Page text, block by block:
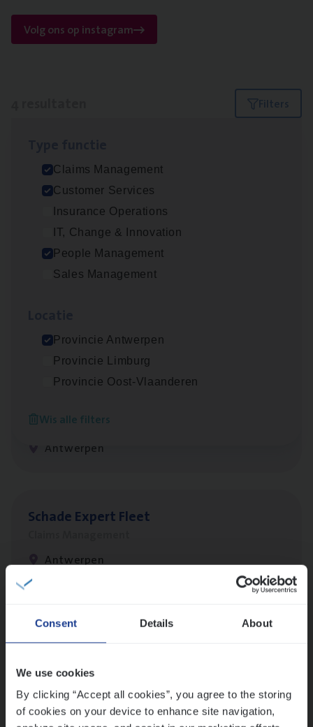
Consent Details About
We use cookies
By clicking “Accept all cookies”, you agree to the storing
of cookies on your device to enhance site navigation,
Volg ons op instagram
Filters
Claims Management
Customer Services
Insurance Operations
IT, Change & Innovation
People Management
Sales Management
Provincie Antwerpen
Provincie Limburg
Provincie Oost-Vlaanderen
Wis alle filters
Busi­ness Mana­ger Mari­ne Cargo
People Management, Sales Management
Antwerpen
Claims­hand­ler Fleet&
Cus­to­mer Care Expert
Customer Services
Antwerpen
Scha­de Expert Fleet
Antwerpen
Lees onze verhalen
versterken
Mathias houdt van diepgaande dossiers én droge
humor